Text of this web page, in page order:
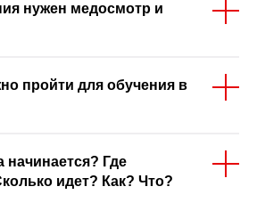
нужен медосмотр и
пройти для обучения в
начинается? Где
идет? Как? Что?